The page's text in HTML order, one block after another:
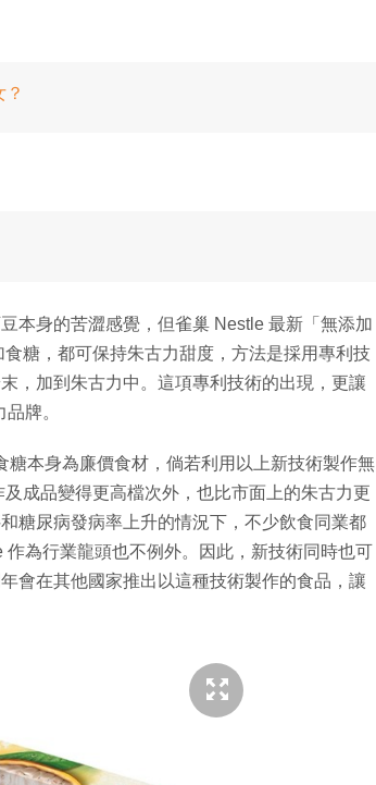
本身的苦澀感覺，但雀巢 Nestle 最新「無添加
糖，都可保持朱古力甜度，方法是採用專利技
，加到朱古力中。這項專利技術的出現，更讓
牌。
本身為廉價食材，倘若利用以上新技術製作無
成品變得更高檔次外，也比市面上的朱古力更
糖尿病發病率上升的情況下，不少飲食同業都
為行業龍頭也不例外。因此，新技術同時也可
會在其他國家推出以這種技術製作的食品，讓